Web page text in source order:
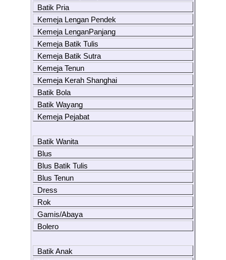
Batik Pria
Kemeja Lengan Pendek
Kemeja LenganPanjang
Kemeja Batik Tulis
Kemeja Batik Sutra
Kemeja Tenun
Kemeja Kerah Shanghai
Batik Bola
Batik Wayang
Kemeja Pejabat
Batik Wanita
Blus
Blus Batik Tulis
Blus Tenun
Dress
Rok
Gamis/Abaya
Bolero
Batik Anak